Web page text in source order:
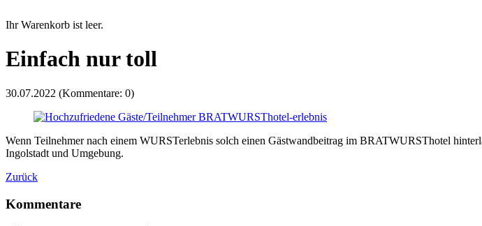
Ihr Warenkorb ist leer.
Einfach nur toll
30.07.2022 (Kommentare: 0)
Wenn Teilnehmer nach einem WURSTerlebnis solch einen Gästwandbeitrag im BRATWURSThotel
Ingolstadt und Umgebung.
Zurück
Kommentare